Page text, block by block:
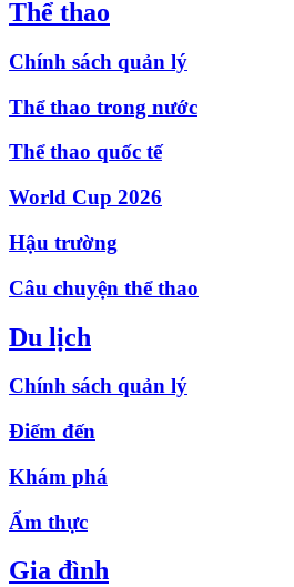
Thể thao
Chính sách quản lý
Thể thao trong nước
Thể thao quốc tế
World Cup 2026
Hậu trường
Câu chuyện thể thao
Du lịch
Chính sách quản lý
Điểm đến
Khám phá
Ẩm thực
Gia đình